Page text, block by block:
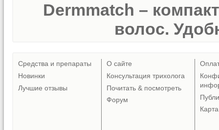
Dermmatch –
волос.
Средства и препараты
Новинки
Лучшие отзывы
О сайте
Консультация трихолога
Почитать & посмотреть
Форум